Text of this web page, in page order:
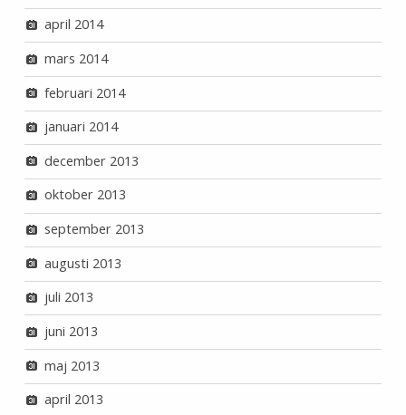
april 2014
mars 2014
februari 2014
januari 2014
december 2013
oktober 2013
september 2013
augusti 2013
juli 2013
juni 2013
maj 2013
april 2013